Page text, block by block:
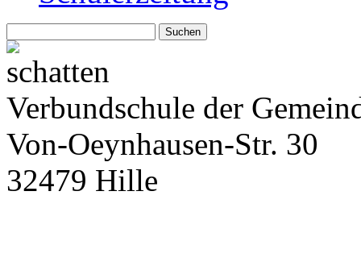
nach:
Verbundschule der
Von-Oeynhausen-Str. 30
32479 Hille